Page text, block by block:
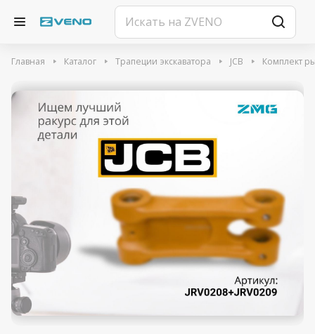
Главная Каталог Трапеции экскаватора JCB Комплект